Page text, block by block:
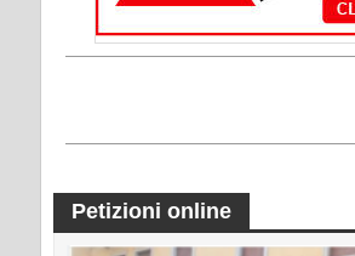
Petizioni online